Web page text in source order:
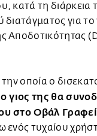
κατά τη διάρκεια
διατάγματος για
Αποδοτικότητας
οποία ο
ο γιος της θα
στο Οβάλ
ενός τυχαίου